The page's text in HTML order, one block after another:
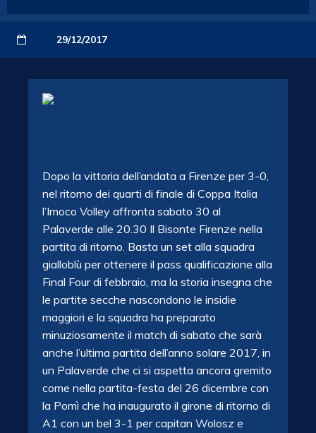
29/12/2017
Dopo la vittoria dell’andata a Firenze per 3-0,
nel ritorno dei quarti di finale di Coppa Italia
l’Imoco Volley affronta sabato 30 al
Palaverde alle 20.30 Il Bisonte Firenze nella
partita di ritorno. Basta un set alla squadra
gialloblù per ottenere il pass qualificazione alla
Final Four di febbraio, ma la storia insegna che
le partite secche nascondono le insidie
maggiori e la squadra ha preparato
minuziosamente il match di sabato che sarà
anche l’ultima partita dell’anno solare 2017, in
un Palaverde che ci si aspetta ancora gremito
come nella partita-festa del 26 dicembre con
la Pomì che ha inaugurato il girone di ritorno di
A1 con un bel 3-1 per capitan Wolosz e